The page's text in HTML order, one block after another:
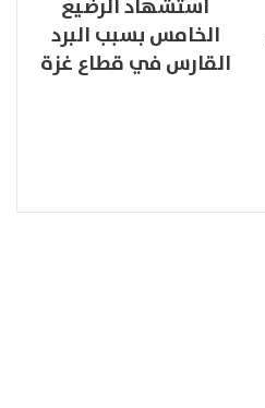
الخامس بسبب البرد
القارس في قطاع غزة